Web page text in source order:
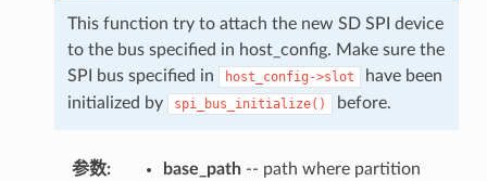
This function try to attach the new SD SPI device
to the bus specified in host_config. Make sure the
SPI bus specified in
host_config->slot
have been
initialized by
spi_bus_initialize() before.
参数: base_path-- path where partition